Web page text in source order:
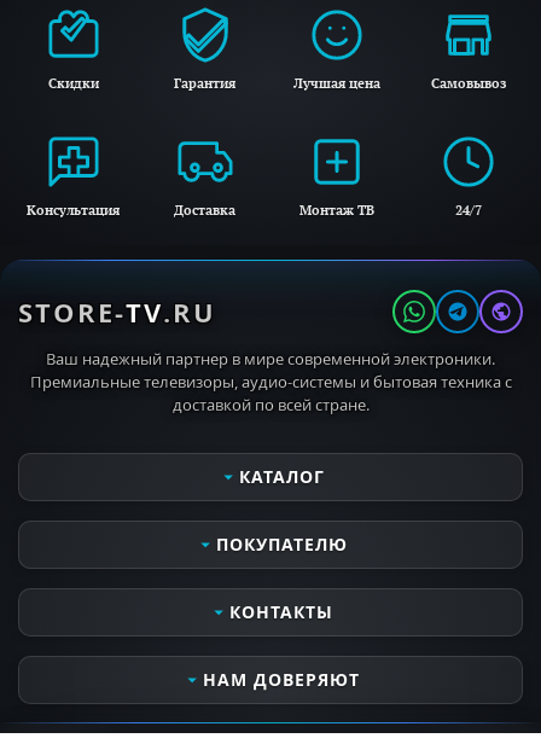
Скидки Гарантия Лучшая цена Самовывоз
Консультация Доставка Монтаж ТВ 24/7
STORE-TV.RU
Ваш надежный партнер в мире современной электроники.
Премиальные телевизоры, аудио-системы и бытовая техника с
доставкой по всей стране.
КАТАЛОГ
Телевизоры
Мониторы
Аудио- видеотехника
Кронштейны для ТВ
MIELE OUTDOOR
Бытовая техника
ПОКУПАТЕЛЮ
Сервисные услуги
Оплата и получение заказа
Контактная информация
Доставка и самовывоз
Все о компании
КОНТАКТЫ
Откроется в 10:00
НАМ ДОВЕРЯЮТ